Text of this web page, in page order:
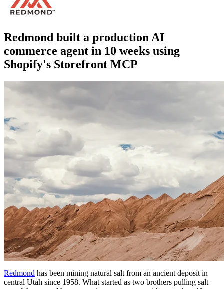
Redmond built a production AI
commerce agent in 10 weeks using
Shopify's Storefront MCP
Redmond has been mining natural salt from an ancient deposit in
central Utah since 1958. What started as two brothers pulling salt